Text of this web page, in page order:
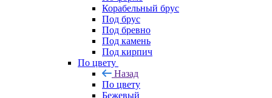
Корабельный брус
Под брус
Под бревно
Под камень
Под кирпич
По цвету
Назад
По цвету
Бежевый